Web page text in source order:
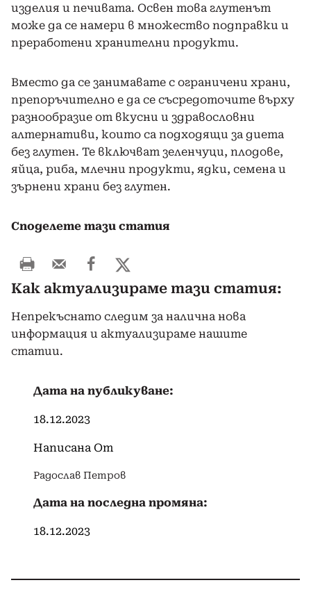
изделия и печивата. Освен това глутенът
може да се намери в множество подправки и
преработени хранителни продукти.
Вместо да се занимавате с ограничени храни,
препоръчително е да се съсредоточите върху
разнообразие от вкусни и здравословни
алтернативи, които са подходящи за диета
без глутен. Те включват зеленчуци, плодове,
яйца, риба, млечни продукти, ядки, семена и
зърнени храни без глутен.
Споделете тази статия
Как актуализираме тази статия:
Непрекъснато следим за налична нова
информация и актуализираме нашите
статии.
Дата на публикуване:
18.12.2023
Написана От
Радослав Петров
Дата на последна промяна:
18.12.2023